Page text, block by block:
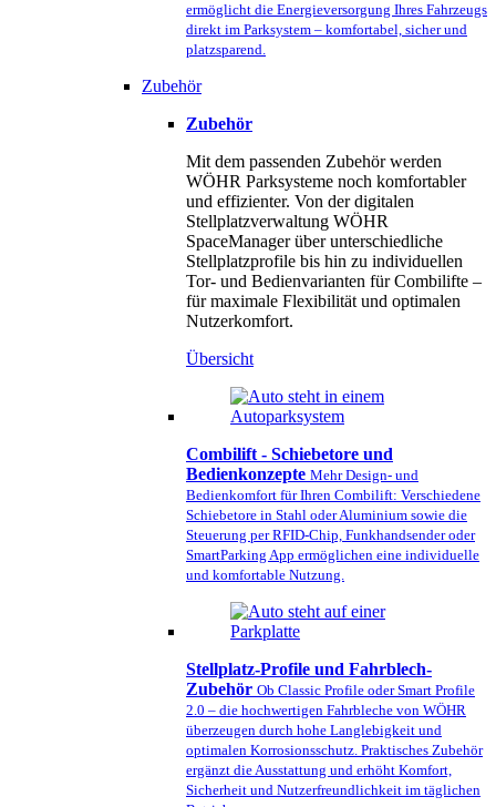
ermöglicht die Energieversorgung Ihres Fahrzeugs
direkt im Parksystem – komfortabel, sicher und
platzsparend.
Zubehör
Zubehör
Mit dem passenden Zubehör werden
WÖHR Parksysteme noch komfortabler
und effizienter. Von der digitalen
Stellplatzverwaltung WÖHR
SpaceManager über unterschiedliche
Stellplatzprofile bis hin zu individuellen
Tor- und Bedienvarianten für Combilifte –
für maximale Flexibilität und optimalen
Nutzerkomfort.
Übersicht
Combilift - Schiebetore und
Bedienkonzepte Mehr Design- und
Bedienkomfort für Ihren Combilift: Verschiedene
Schiebetore in Stahl oder Aluminium sowie die
Steuerung per RFID-Chip, Funkhandsender oder
SmartParking App ermöglichen eine individuelle
und komfortable Nutzung.
Stellplatz-Profile und Fahrblech-
Zubehör Ob Classic Profile oder Smart Profile
2.0 – die hochwertigen Fahrbleche von WÖHR
überzeugen durch hohe Langlebigkeit und
optimalen Korrosionsschutz. Praktisches Zubehör
ergänzt die Ausstattung und erhöht Komfort,
Sicherheit und Nutzerfreundlichkeit im täglichen